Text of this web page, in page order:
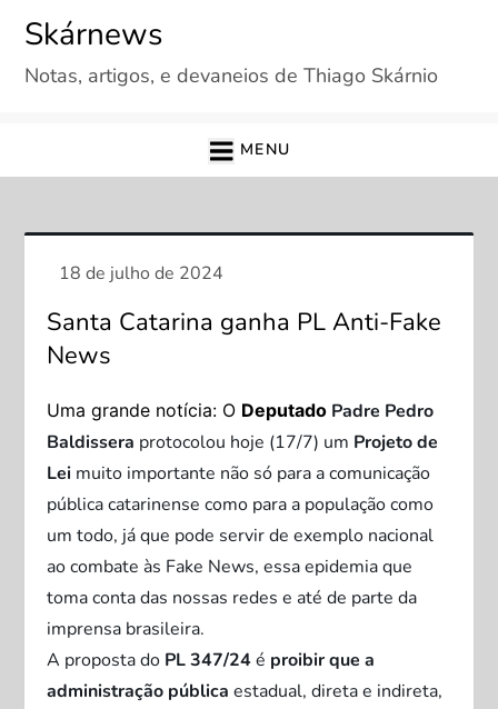
content
Skárnews
Notas, artigos, e devaneios de Thiago Skárnio
MENU
Santa Catarina ganha PL Anti-Fake
News
Uma grande notícia: O Deputado Padre Pedro
Baldissera protocolou hoje (17/7) um Projeto de
Lei muito importante não só para a comunicação
pública catarinense como para a população como
um todo, já que pode servir de exemplo nacional
ao combate às Fake News, essa epidemia que
toma conta das nossas redes e até de parte da
imprensa brasileira.
A proposta do PL 347/24é proibir que a
administração pública estadual, direta e indireta,